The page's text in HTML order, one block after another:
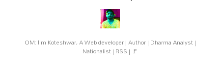
OM: I'm Koteshwar, A Web developer | Author | Dharma Analyst |
Nationalist | RSS | 🚩